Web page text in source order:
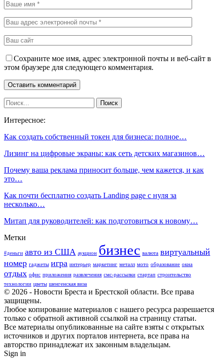
Сохраните мое имя, адрес электронной почты и веб-сайт в
этом браузере для следующего комментария.
Интересное:
Как создать собственный токен для бизнеса: полное…
Лизинг на цифровые экраны: как сеть детских магазинов…
Почему ваша реклама приносит больше, чем кажется, и как
это…
Как почти бесплатно создать Landing page с нуля за
несколько…
Митап для руководителей: как подготовиться к новому…
Метки
#деньги авто из США аукцион бизнес валюта виртуальный
номер гаджеты игра интерьер маркетинг металл мото образование окна
отдых офис приложения развлечения смс-рассылки стартап строительство
технологии цветы шенгенская виза
© 2026 - Новости Бреста и Брестской области. Все права
защищены.
Любое копирование материалов с нашего ресурса разрешается
только с обратной активной ссылкой на страницу статьи.
Все материалы опубликованные на сайте взяты с открытых
источников и других порталов интернета, все права на
авторство принадлежат их законным владельцам.
Sign in